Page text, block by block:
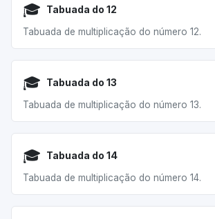
🎓 Tabuada do 12
Tabuada de multiplicação do número 12.
🎓 Tabuada do 13
Tabuada de multiplicação do número 13.
🎓 Tabuada do 14
Tabuada de multiplicação do número 14.